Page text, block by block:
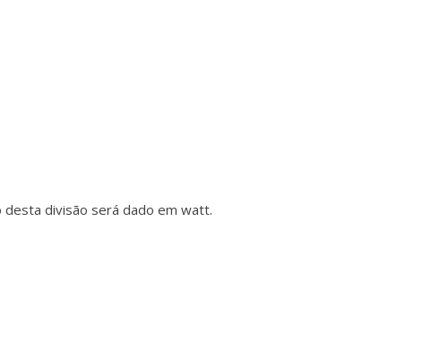
divisão será dado em watt.